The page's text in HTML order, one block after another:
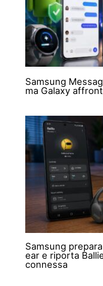
Samsung
ma Galaxy
Samsung
ear e riporta
connessa